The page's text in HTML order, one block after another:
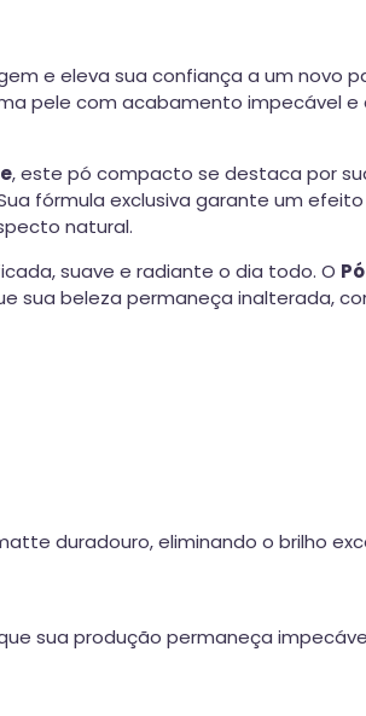
e eleva sua confiança a um novo
pele com acabamento impecável
, este pó compacto se destaca por
fórmula exclusiva garante um efeito
natural.
suave e radiante o dia todo. O
sua beleza permaneça inalterada,
duradouro, eliminando o brilho
sua produção permaneça